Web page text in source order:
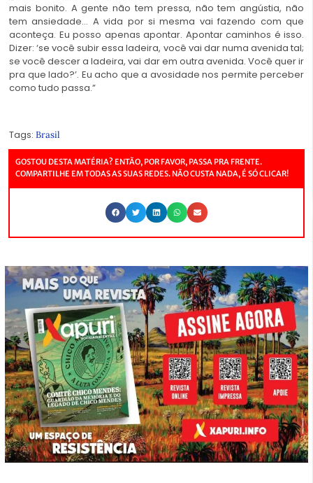
mais bonito. A gente não tem pressa, não tem angústia, não
tem ansiedade… A vida por si mesma vai fazendo com que
aconteça. Eu posso apenas apontar. Apontar caminhos é isso.
Dizer: ‘se você subir essa ladeira, você vai dar numa avenida tal;
se você descer a ladeira, vai dar em outra avenida. Você quer ir
pra que lado?’. Eu acho que a avosidade nos permite perceber
como tudo passa.”
Tags: Brasil
GOSTOU DESTA MATÉRIA? ENTÃO, POR FAVOR, PASSA PRA FRENTE.
COMPARTILHE EM TODAS AS SUAS REDES. NÃO CUSTA NADA, É SÓ CLICAR!